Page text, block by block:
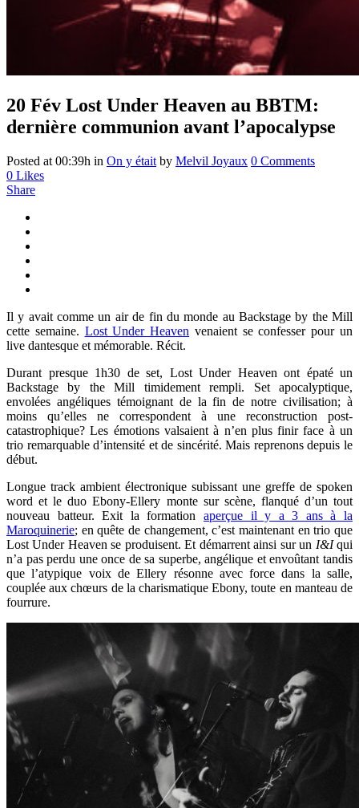
20 Fév Lost Under Heaven au BBTM:
dernière communion avant l’apocalypse
Posted at 00:39h in On y était by Melvil Joyaux 0 Comments
0 Likes
Share
Il y avait comme un air de fin du monde au Backstage by the Mill
cette semaine. Lost Under Heaven venaient se confesser pour un
live dantesque et mémorable. Récit.
Durant presque 1h30 de set, Lost Under Heaven ont épaté un
Backstage by the Mill timidement rempli. Set apocalyptique,
envolées angéliques témoignant de la fin de notre civilisation; à
moins qu’elles ne correspondent à une reconstruction post-
catastrophique? Les émotions valsaient à n’en plus finir face à un
trio remarquable d’intensité et de sincérité. Mais reprenons depuis le
début.
Longue track ambient électronique subissant une greffe de spoken
word et le duo Ebony-Ellery monte sur scène, flanqué d’un tout
nouveau batteur. Exit la formation aperçue il y a 3 ans à la
Maroquinerie; en quête de changement, c’est maintenant en trio que
Lost Under Heaven se produisent. Et démarrent ainsi sur un I&Iqui
n’a pas perdu une once de sa superbe, angélique et envoûtant tandis
que l’atypique voix de Ellery résonne avec force dans la salle,
couplée aux chœurs de la charismatique Ebony, toute en manteau de
fourrure.